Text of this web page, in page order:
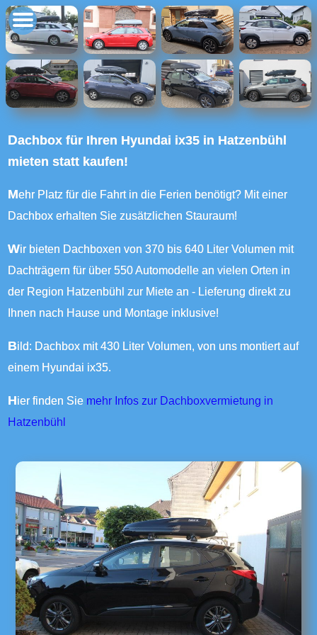
Dachbox für Ihren Hyundai ix35 in Hatzenbühl
mieten statt kaufen!
Mehr Platz für die Fahrt in die Ferien benötigt? Mit einer
Dachbox erhalten Sie zusätzlichen Stauraum!
Wir bieten Dachboxen von 370 bis 640 Liter Volumen mit
Dachträgern für über 550 Automodelle an vielen Orten in
der Region Hatzenbühl zur Miete an - Lieferung direkt zu
Ihnen nach Hause und Montage inklusive!
Bild: Dachbox mit 430 Liter Volumen, von uns montiert auf
einem Hyundai ix35.
Hier finden Sie mehr Infos zur Dachboxvermietung in
Hatzenbühl